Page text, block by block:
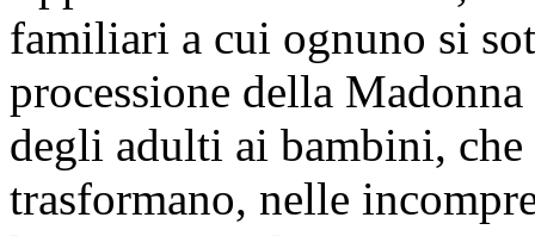
familiari a cui ognuno si
processione della
degli adulti ai bambini, che
trasformano, nelle